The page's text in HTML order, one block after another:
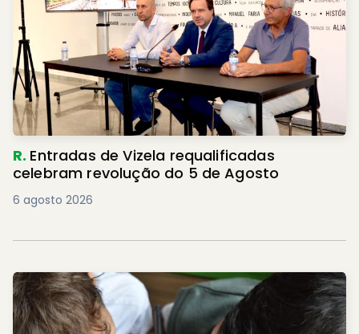
R. Entradas de Vizela requalificadas
celebram revolução do 5 de Agosto
6 agosto 2026